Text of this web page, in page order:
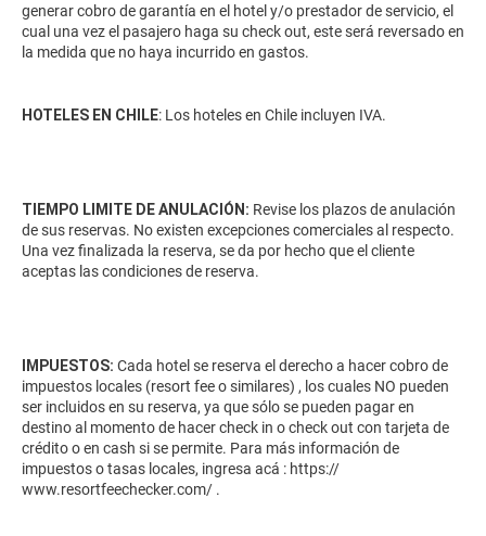
generar cobro de garantía en el hotel y/o prestador de servicio, el
cual una vez el pasajero haga su check out, este será reversado en
la medida que no haya incurrido en gastos.
HOTELES EN CHILE: Los hoteles en Chile incluyen IVA.
TIEMPO LIMITE DE ANULACIÓN: Revise los plazos de anulación
de sus reservas. No existen excepciones comerciales al respecto.
Una vez finalizada la reserva, se da por hecho que el cliente
aceptas las condiciones de reserva.
IMPUESTOS: Cada hotel se reserva el derecho a hacer cobro de
impuestos locales (resort fee o similares) , los cuales NO pueden
ser incluidos en su reserva, ya que sólo se pueden pagar en
destino al momento de hacer check in o check out con tarjeta de
crédito o en cash si se permite. Para más información de
impuestos o tasas locales, ingresa acá : https://
www.resortfeechecker.com/ .